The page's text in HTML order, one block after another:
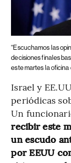
“Escuchamos las
decisiones finales
este martes la
Israel y
periódicas
Un
recibir este
un escudo
por EEUU